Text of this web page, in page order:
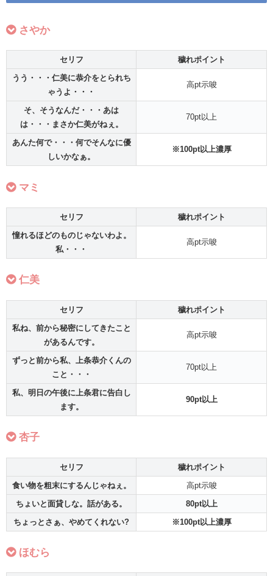
さやか
セリフ 穢れポイント
うう・・・仁美に恭介をとられち
ゃうよ・・・
高pt示唆
そ、そうなんだ・・・あは
は・・・まさか仁美がねぇ。
70pt以上
あんた何で・・・何でそんなに優
しいかなぁ。
※100pt以上濃厚
マミ
セリフ 穢れポイント
憧れるほどのものじゃないわよ。
私・・・
高pt示唆
仁美
セリフ 穢れポイント
私ね、前から秘密にしてきたこと
があるんです。
高pt示唆
ずっと前から私、上条恭介くんの
こと・・・
70pt以上
私、明日の午後に上条君に告白し
ます。
90pt以上
杏子
セリフ 穢れポイント
食い物を粗末にするんじゃねぇ。
高pt示唆
ちょいと面貸しな。話がある。
80pt以上
ちょっとさぁ、やめてくれない?
※100pt以上濃厚
ほむら